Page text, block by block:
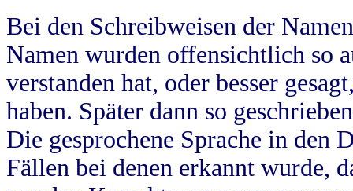
Bei den Schreibweisen der
Namen wurden offensichtlich so
verstanden hat, oder besser
haben. Später dann so
Die gesprochene Sprache in
Fällen bei denen erkannt wurde,